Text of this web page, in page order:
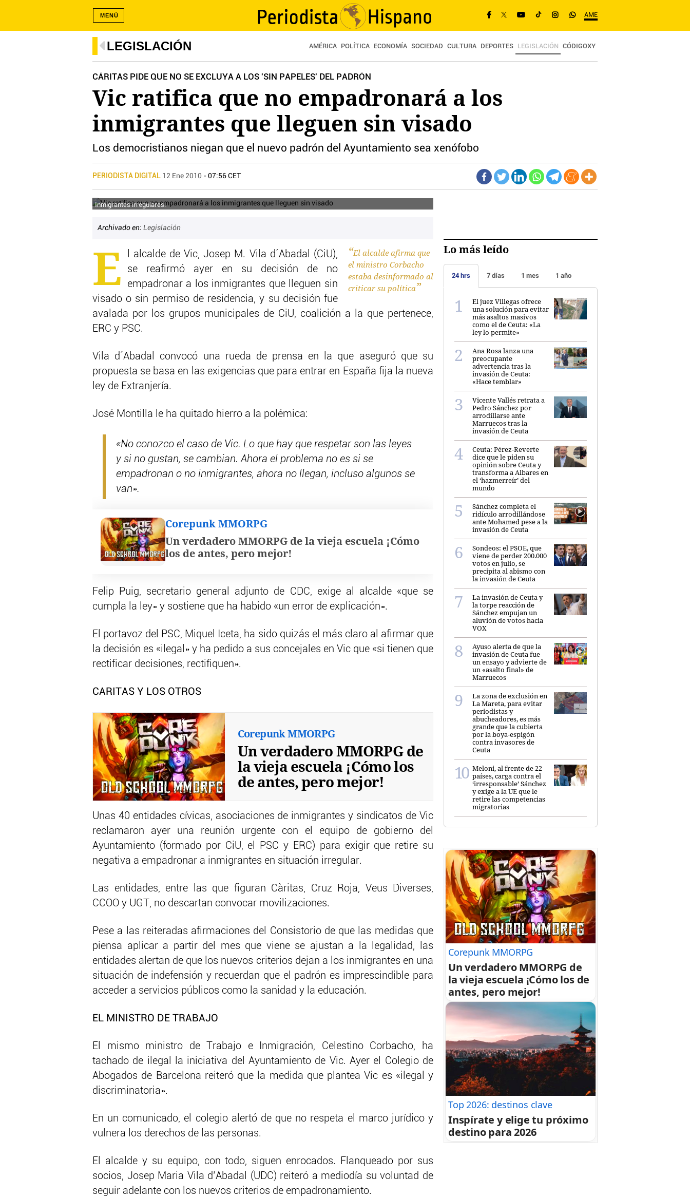
AME
MENÚ
LEGISLACIÓN AMÉRICA POLÍTICA ECONOMÍA SOCIEDAD CULTURA DEPORTES LEGISLACIÓN CÓDIGOXY
CÁRITAS PIDE QUE NO SE EXCLUYA A LOS 'SIN PAPELES' DEL PADRÓN
Vic ratifica que no empadronará a los
inmigrantes que lleguen sin visado
Los democristianos niegan que el nuevo padrón del Ayuntamiento sea xenófobo
PERIODISTA DIGITAL 12 Ene 2010 - 07:56 CET
Inmigrantes irregulares.
Archivado en: Legislación
El alcalde afirma que
el ministro Corbacho
estaba desinformado al
criticar su política
E
l alcalde de Vic, Josep M. Vila d´Abadal (CiU),
se reafirmó ayer en su decisión de no
empadronar a los inmigrantes que lleguen sin
visado o sin permiso de residencia, y su decisión fue
avalada por los grupos municipales de CiU, coalición a la que pertenece,
ERC y PSC.
Vila d´Abadal convocó una rueda de prensa en la que aseguró que su
propuesta se basa en las exigencias que para entrar en España fija la nueva
ley de Extranjería.
José Montilla le ha quitado hierro a la polémica:
«No conozco el caso de Vic. Lo que hay que respetar son las leyes
y si no gustan, se cambian. Ahora el problema no es si se
empadronan o no inmigrantes, ahora no llegan, incluso algunos se
van».
Corepunk MMORPG
Un verdadero MMORPG de la vieja escuela ¡Cómo
los de antes, pero mejor!
Felip Puig, secretario general adjunto de CDC, exige al alcalde «que se
cumpla la ley» y sostiene que ha habido «un error de explicación».
El portavoz del PSC, Miquel Iceta, ha sido quizás el más claro al afirmar que
la decisión es «ilegal» y ha pedido a sus concejales en Vic que «si tienen que
rectificar decisiones, rectifiquen».
CARITAS Y LOS OTROS
Corepunk MMORPG
Un verdadero MMORPG de
la vieja escuela ¡Cómo los
de antes, pero mejor!
Unas 40 entidades cívicas, asociaciones de inmigrantes y sindicatos de Vic
reclamaron ayer una reunión urgente con el equipo de gobierno del
Ayuntamiento (formado por CiU, el PSC y ERC) para exigir que retire su
negativa a empadronar a inmigrantes en situación irregular.
Las entidades, entre las que figuran Càritas, Cruz Roja, Veus Diverses,
CCOO y UGT, no descartan convocar movilizaciones.
Pese a las reiteradas afirmaciones del Consistorio de que las medidas que
piensa aplicar a partir del mes que viene se ajustan a la legalidad, las
entidades alertan de que los nuevos criterios dejan a los inmigrantes en una
situación de indefensión y recuerdan que el padrón es imprescindible para
acceder a servicios públicos como la sanidad y la educación.
EL MINISTRO DE TRABAJO
El mismo ministro de Trabajo e Inmigración, Celestino Corbacho, ha
tachado de ilegal la iniciativa del Ayuntamiento de Vic. Ayer el Colegio de
Abogados de Barcelona reiteró que la medida que plantea Vic es «ilegal y
discriminatoria».
En un comunicado, el colegio alertó de que no respeta el marco jurídico y
vulnera los derechos de las personas.
El alcalde y su equipo, con todo, siguen enrocados. Flanqueado por sus
socios, Josep Maria Vila d’Abadal (UDC) reiteró a mediodía su voluntad de
seguir adelante con los nuevos criterios de empadronamiento.
Lo más leído
24 hrs 7 días 1 mes 1 año
El juez Villegas ofrece
una solución para evitar
más asaltos masivos
como el de Ceuta: «La
ley lo permite»
Ana Rosa lanza una
preocupante
advertencia tras la
invasión de Ceuta:
«Hace temblar»
Vicente Vallés retrata a
Pedro Sánchez por
arrodillarse ante
Marruecos tras la
invasión de Ceuta
Ceuta: Pérez-Reverte
dice que le piden su
opinión sobre Ceuta y
transforma a Albares en
el ‘hazmerreír’ del
mundo
Sánchez completa el
ridículo arrodillándose
ante Mohamed pese a la
invasión de Ceuta
Sondeos: el PSOE, que
viene de perder 200.000
votos en julio, se
precipita al abismo con
la invasión de Ceuta
La invasión de Ceuta y
la torpe reacción de
Sánchez empujan un
aluvión de votos hacia
VOX
Ayuso alerta de que la
invasión de Ceuta fue
un ensayo y advierte de
un «asalto final» de
Marruecos
La zona de exclusión en
La Mareta, para evitar
periodistas y
abucheadores, es más
grande que la cubierta
por la boya-espigón
contra invasores de
Ceuta
Meloni, al frente de 22
países, carga contra el
‘irresponsable’ Sánchez
y exige a la UE que le
retire las competencias
migratorias
Corepunk MMORPG
Un verdadero MMORPG de
la vieja escuela ¡Cómo los de
antes, pero mejor!
Top 2026: destinos clave
Inspírate y elige tu próximo
destino para 2026